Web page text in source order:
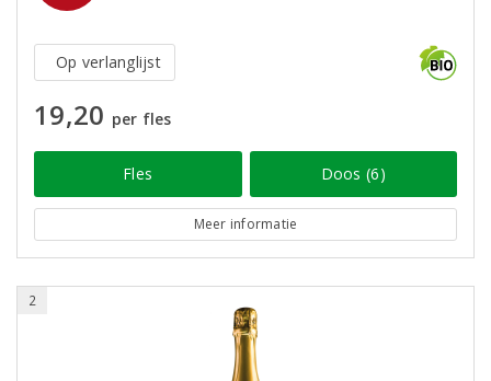
Op verlanglijst
19,20 per fles
Fles Doos (6)
Meer informatie
2